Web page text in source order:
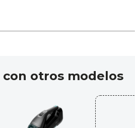
con otros modelos